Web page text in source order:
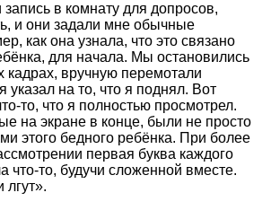
в комнату для допросов,
и они задали мне обычные
как она узнала, что это связано
для начала. Мы остановились
кадрах, вручную перемотали
указал на то, что я поднял. Вот
то, что я полностью просмотрел.
на экране в конце, были не просто
этого бедного ребёнка. При более
первая буква каждого
что-то, будучи сложенной вместе.